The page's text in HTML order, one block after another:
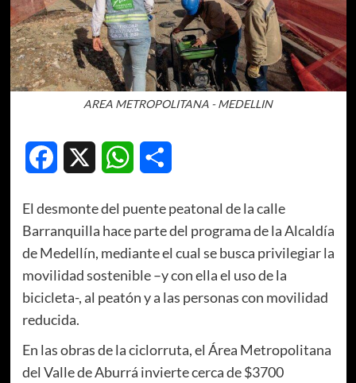
AREA METROPOLITANA - MEDELLIN
Facebook WhatsApp
El desmonte del puente peatonal de la calle
Barranquilla hace parte del programa de la Alcaldía
de Medellín, mediante el cual se busca privilegiar la
movilidad sostenible –y con ella el uso de la
bicicleta-, al peatón y a las personas con movilidad
reducida.
En las obras de la ciclorruta, el Área Metropolitana
del Valle de Aburrá invierte cerca de $3700